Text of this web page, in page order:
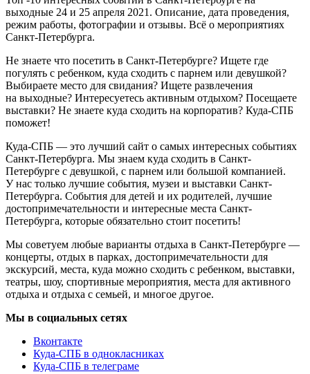
выходные 24 и 25 апреля 2021. Описание, дата проведения,
режим работы, фотографии и отзывы. Всё о мероприятиях
Санкт-Петербурга.
Не знаете что посетить в Санкт-Петербурге? Ищете где
погулять с ребенком, куда сходить с парнем или девушкой?
Выбираете место для свидания? Ищете развлечения
на выходные? Интересуетесь активным отдыхом? Посещаете
выставки? Не знаете куда сходить на корпоратив? Куда-СПБ
поможет!
Куда-СПБ — это лучший сайт о самых интересных событиях
Санкт-Петербурга. Мы знаем куда сходить в Санкт-
Петербурге с девушкой, с парнем или большой компанией.
У нас только лучшие события, музеи и выставки Санкт-
Петербурга. События для детей и их родителей, лучшие
достопримечательности и интересные места Санкт-
Петербурга, которые обязательно стоит посетить!
Мы советуем любые варианты отдыха в Санкт-Петербурге —
концерты, отдых в парках, достопримечательности для
экскурсий, места, куда можно сходить с ребенком, выставки,
театры, шоу, спортивные мероприятия, места для активного
отдыха и отдыха с семьей, и многое другое.
Мы в социальных сетях
Вконтакте
Куда-СПБ в однокласниках
Куда-СПБ в телеграме